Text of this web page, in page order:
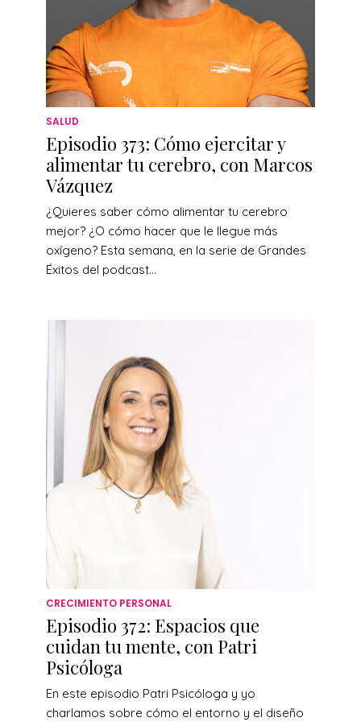
SALUD
Episodio 373: Cómo ejercitar y
alimentar tu cerebro, con Marcos
Vázquez
¿Quieres saber cómo alimentar tu cerebro
mejor? ¿O cómo hacer que le llegue más
oxígeno? Esta semana, en la serie de Grandes
Éxitos del podcast...
CRECIMIENTO PERSONAL
Episodio 372: Espacios que
cuidan tu mente, con Patri
Psicóloga
En este episodio Patri Psicóloga y yo
charlamos sobre cómo el entorno y el diseño